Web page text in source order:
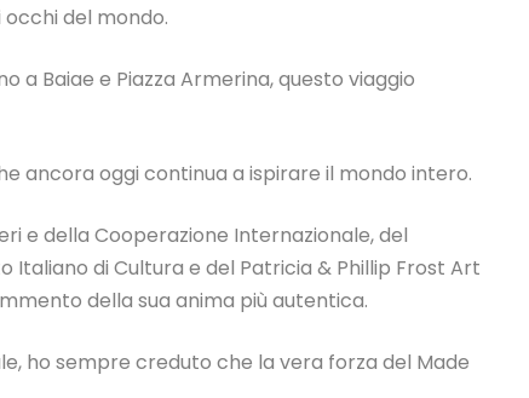
del mondo.
a Baiae e Piazza Armerina, questo viaggio
ancora oggi continua a ispirare il mondo intero.
e della Cooperazione Internazionale, del
Italiano di Cultura e del Patricia & Phillip Frost Art
della sua anima più autentica.
ho sempre creduto che la vera forza del Made